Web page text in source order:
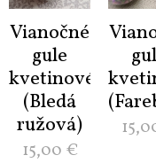
Vianočné
gule
kvetinové
(Bledá
ružová)
15,00 €